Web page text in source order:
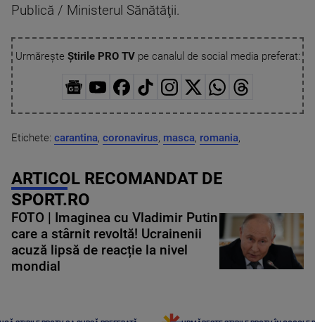
Publică / Ministerul Sănătăţii.
Urmărește Știrile PRO TVpe canalul de social media preferat:
Etichete: carantina, coronavirus, masca, romania,
ARTICOL RECOMANDAT DE
SPORT.RO
FOTO | Imaginea cu Vladimir Putin
care a stârnit revoltă! Ucrainenii
acuză lipsă de reacție la nivel
mondial